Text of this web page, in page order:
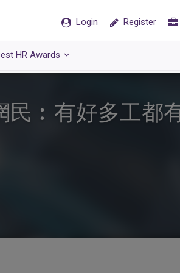
Login Register
HR Awards
民︰有好多工都